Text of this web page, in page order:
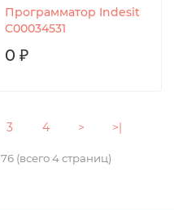
Программатор Indesit
C00034531
0 ₽
3 4 > >|
(всего 4 страниц)